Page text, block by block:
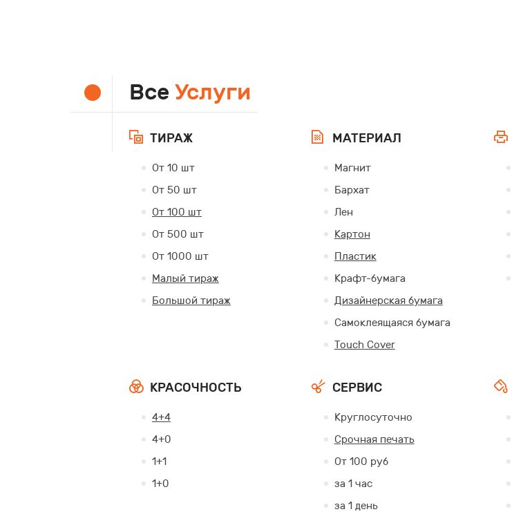
Все Услуги
ТИРАЖ
От 10 шт
От 50 шт
От 100 шт
От 500 шт
От 1000 шт
Малый тираж
Большой тираж
МАТЕРИАЛ
Магнит
Бархат
Лен
Картон
Пластик
Крафт-бумага
Дизайнерская бумага
Самоклеящаяся бумага
Touch Cover
КРАСОЧНОСТЬ
4+4
4+0
1+1
1+0
СЕРВИС
Круглосуточно
Срочная печать
От 100 руб
за 1 час
за 1 день